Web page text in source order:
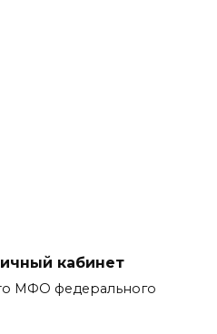
кабинет
МФО федерального